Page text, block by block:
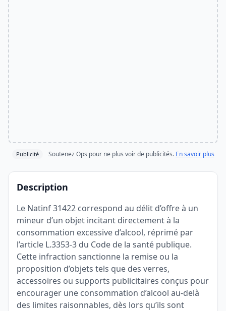
Publicité Soutenez Ops pour ne plus voir de publicités. En savoir plus
Description
Le Natinf 31422 correspond au délit d’offre à un
mineur d’un objet incitant directement à la
consommation excessive d’alcool, réprimé par
l’article L.3353-3 du Code de la santé publique.
Cette infraction sanctionne la remise ou la
proposition d’objets tels que des verres,
accessoires ou supports publicitaires conçus pour
encourager une consommation d’alcool au-delà
des limites raisonnables, dès lors qu’ils sont